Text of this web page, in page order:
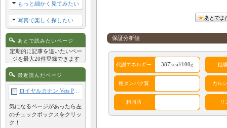
あとでま
保証分析値
代謝エネルギー 387kcal/100g 粗
粗タンパク質 カル
粗脂肪 リ
もっと細かく見てみたい
写真で楽しく探したい
あとで読みたいページ
定期的に記事を追いたいペー
ジを最大20件登録できます
最近読んだページ
気になるページがあったら左
のチェックボックスをクリッ
ク！